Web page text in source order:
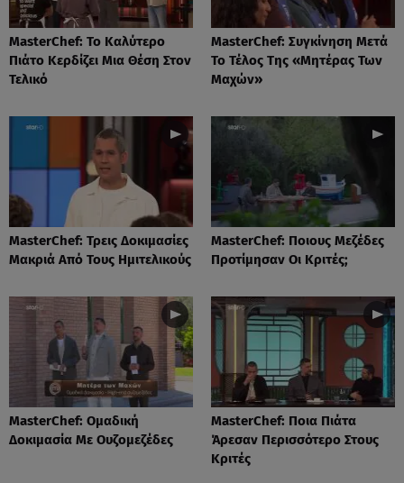
MasterChef: Το Καλύτερο
Πιάτο Κερδίζει Μια Θέση Στον
Τελικό
MasterChef: Συγκίνηση Μετά
Το Τέλος Της «Μητέρας Των
Μαχών»
MasterChef: Τρεις Δοκιμασίες
Μακριά Από Τους Ημιτελικούς
MasterChef: Ποιους Μεζέδες
Προτίμησαν Οι Κριτές;
MasterChef: Ομαδική
Δοκιμασία Με Ουζομεζέδες
MasterChef: Ποια Πιάτα
Άρεσαν Περισσότερο Στους
Κριτές